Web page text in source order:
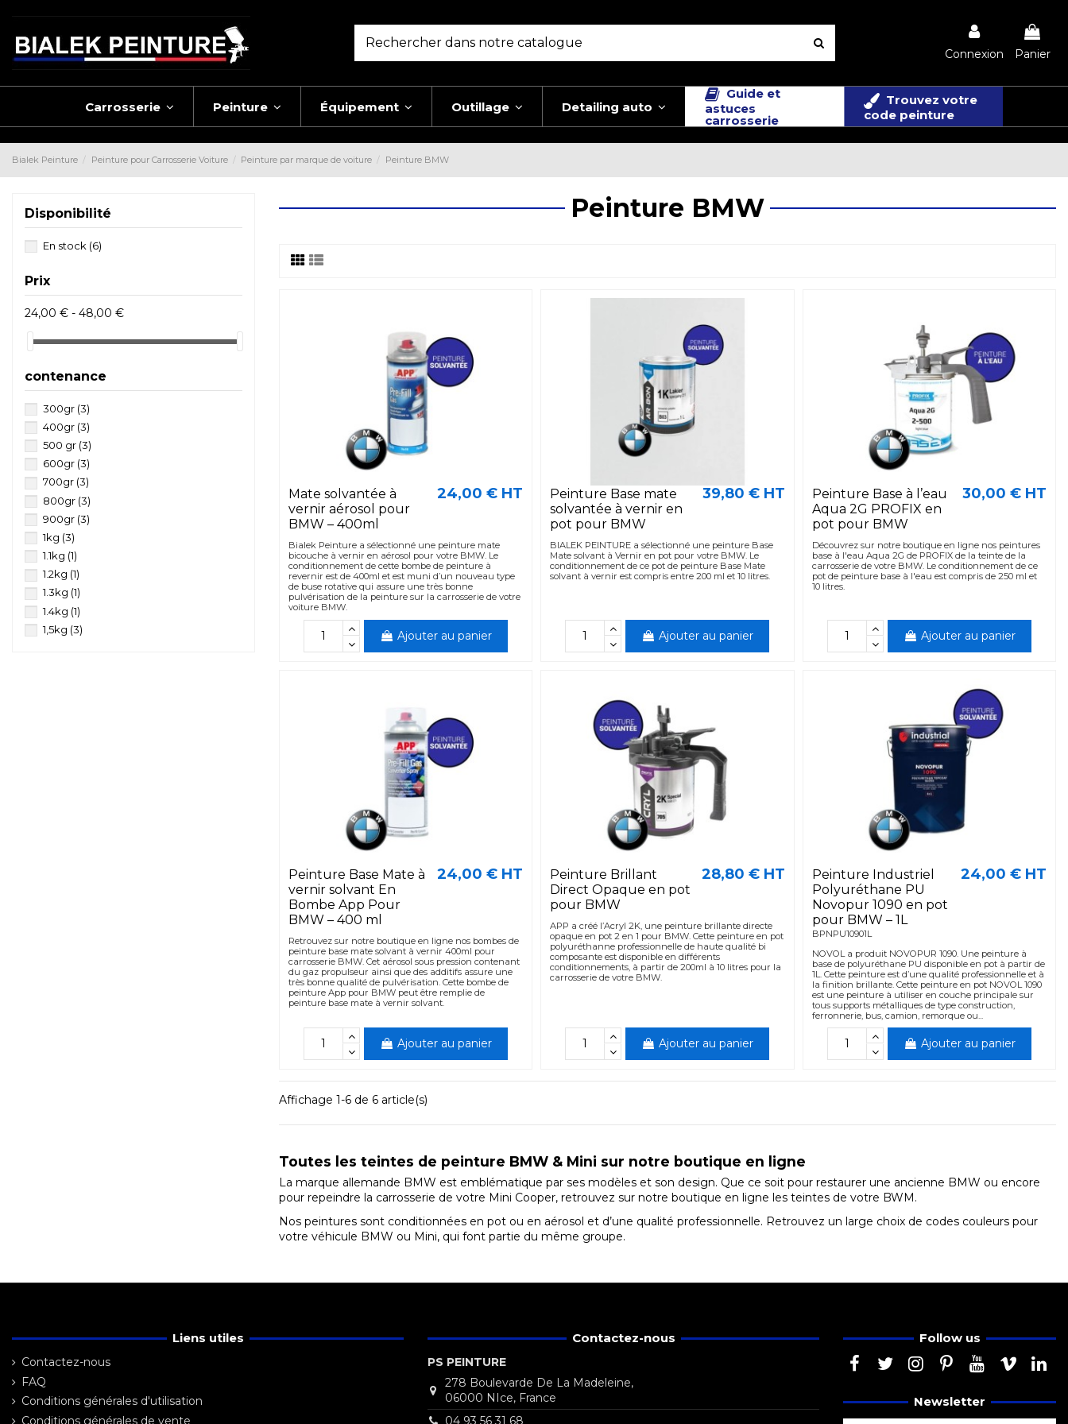
Connexion Panier
Carrosserie Peinture Équipement Outillage Detailing auto
Guide et
astuces
carrosserie
Trouvez votre
code peinture
Bialek Peinture Peinture pour Carrosserie Voiture Peinture par marque de voiture Peinture BMW
Peinture BMW
Mate solvantée à
vernir aérosol pour
BMW – 400ml
24,00 € HT
Bialek Peinture a sélectionné une peinture mate
bicouche à vernir en aérosol pour votre BMW. Le
conditionnement de cette bombe de peinture à
revernir est de 400ml et est muni d’un nouveau type
de buse rotative qui assure une très bonne
pulvérisation de la peinture sur la carrosserie de votre
voiture BMW.
Ajouter au panier
Peinture Base mate
solvantée à vernir en
pot pour BMW
39,80 € HT
BIALEK PEINTURE a sélectionné une peinture Base
Mate solvant à Vernir en pot pour votre BMW. Le
conditionnement de ce pot de peinture Base Mate
solvant à vernir est compris entre 200 ml et 10 litres.
Ajouter au panier
Peinture Base à l’eau
Aqua 2G PROFIX en
pot pour BMW
30,00 € HT
Découvrez sur notre boutique en ligne nos peintures
base à l'eau Aqua 2G de PROFIX de la teinte de la
carrosserie de votre BMW. Le conditionnement de ce
pot de peinture base à l'eau est compris de 250 ml et
10 litres.
Ajouter au panier
Peinture Base Mate à
vernir solvant En
Bombe App Pour
BMW – 400 ml
24,00 € HT
Retrouvez sur notre boutique en ligne nos bombes de
peinture base mate solvant à vernir 400ml pour
carrosserie BMW. Cet aérosol sous pression contenant
du gaz propulseur ainsi que des additifs assure une
très bonne qualité de pulvérisation. Cette bombe de
peinture App pour BMW peut être remplie de
peinture base mate à vernir solvant.
Ajouter au panier
Peinture Brillant
Direct Opaque en pot
pour BMW
28,80 € HT
APP a créé l’Acryl 2K, une peinture brillante directe
opaque en pot 2 en 1 pour BMW. Cette peinture en pot
polyuréthanne professionnelle de haute qualité bi
composante est disponible en différents
conditionnements, à partir de 200ml à 10 litres pour la
carrosserie de votre BMW.
Ajouter au panier
Peinture Industriel
Polyuréthane PU
Novopur 1090 en pot
pour BMW – 1L
BPNPU10901L
24,00 € HT
NOVOL a produit NOVOPUR 1090. Une peinture à
base de polyuréthane PU disponible en pot à partir de
1L. Cette peinture est d’une qualité professionnelle et à
la finition brillante. Cette peinture en pot NOVOL 1090
est une peinture à utiliser en couche principale sur
tous supports métalliques de type construction,
ferronnerie, bus, camion, remorque ou...
Ajouter au panier
Affichage 1-6 de 6 article(s)
Toutes les teintes de peinture BMW & Mini sur notre boutique en ligne
La marque allemande BMW est emblématique par ses modèles et son design. Que ce soit pour restaurer une ancienne BMW ou encore
pour repeindre la carrosserie de votre Mini Cooper, retrouvez sur notre boutique en ligne les teintes de votre BWM.
Nos peintures sont conditionnées en pot ou en aérosol et d’une qualité professionnelle. Retrouvez un large choix de codes couleurs pour
votre véhicule BMW ou Mini, qui font partie du même groupe.
Disponibilité
En stock (6)
Prix
24,00 € - 48,00 €
contenance
300gr (3)
400gr (3)
500 gr (3)
600gr (3)
700gr (3)
800gr (3)
900gr (3)
1kg (3)
1.1kg (1)
1.2kg (1)
1.3kg (1)
1.4kg (1)
1,5kg (3)
Liens utiles
Contactez-nous
FAQ
Conditions générales d'utilisation
Conditions générales de vente
Contactez-nous
PS PEINTURE
278 Boulevarde De La Madeleine,
06000 NIce, France
04 93 56 31 68
Follow us
Newsletter